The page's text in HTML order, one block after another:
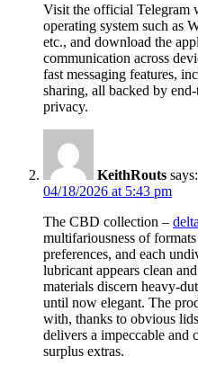
Visit the official Telegram
operating system such as
etc., and download the
communication across
fast messaging features,
sharing, all backed by
privacy.
KeithRouts says:
04/18/2026 at 5:43 pm
The CBD collection –
multifariousness of
preferences, and each
lubricant appears clean
materials discern heavy-
until now elegant. The
with, thanks to obvious
delivers a impeccable and
surplus extras.